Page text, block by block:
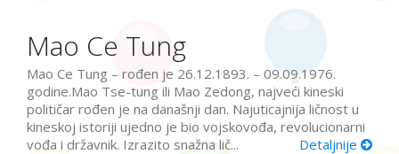
Mao Ce Tung
Mao Ce Tung – rođen je 26.12.1893. – 09.09.1976.
godine.Mao Tse-tung ili Mao Zedong, najveći kineski
političar rođen je na današnji dan. Najuticajnija ličnost u
kineskoj istoriji ujedno je bio vojskovođa, revolucionarni
vođa i državnik. Izrazito snažna lič...
Detaljnije